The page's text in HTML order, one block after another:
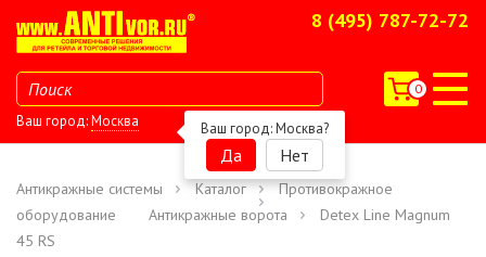
8 (495) 787-72-72
0
Ваш город:Москва Ваш город:Москва?
Да Нет
Антикражные системы Каталог
Противокражное
оборудование
Антикражные ворота
Detex Line Magnum
45 RS